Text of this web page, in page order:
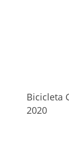
Bicicleta
2020